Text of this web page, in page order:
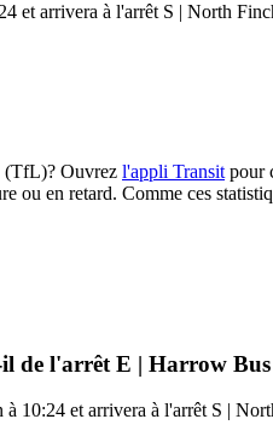
arrivera à l'arrêt S | North
(TfL)? Ouvrez l'appli Transit pour
en retard. Comme ces
de l'arrêt E | Harrow
10:24 et arrivera à l'arrêt S |